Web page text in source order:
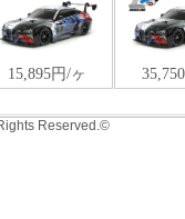
Reserved.©